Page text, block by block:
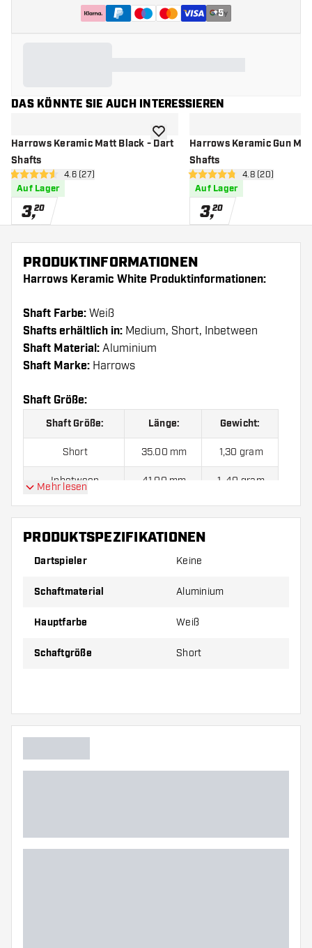
+5
DAS KÖNNTE SIE AUCH INTERESSIEREN
Harrows Keramic Matt Black - Dart
Shafts
Bewertungsbereich öffnen
4.6 Bewertungssterne
4.6 (27)
Auf Lager
3,20
Zur Wunschliste hinzufügen
Harrows Keramic Gun
Shafts
4.8 Bewertungssterne
4.8 (20)
Auf Lager
3,20
PRODUKTINFORMATIONEN
Harrows Keramic White Produktinformationen:
Shaft Farbe: Weiß
Shafts erhältlich in: Medium, Short, Inbetween
Shaft Material: Aluminium
Shaft Marke: Harrows
Shaft Größe:
Shaft Größe: Länge: Gewicht:
Short 35.00 mm 1,30 gram
Inbetween 41.00 mm 1, 40 gram
Medium 47.00 mm 1,60 gram
Preise gelten jeweils für ein Set (1 Set = 3 Stück).
Mehr lesen
PRODUKTSPEZIFIKATIONEN
Dartspieler Keine
Schaftmaterial Aluminium
Hauptfarbe Weiß
Schaftgröße Short